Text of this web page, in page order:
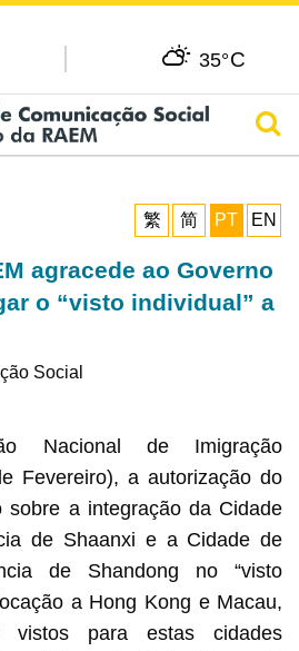
35°C
繁
简 PT EN
agracede ao Governo
o “visto individual” a
Social
Nacional de Imigração
Fevereiro), a autorização do
sobre a integração da Cidade
de Shaanxi e a Cidade de
de Shandong no “visto
a Hong Kong e Macau,
vistos para estas cidades